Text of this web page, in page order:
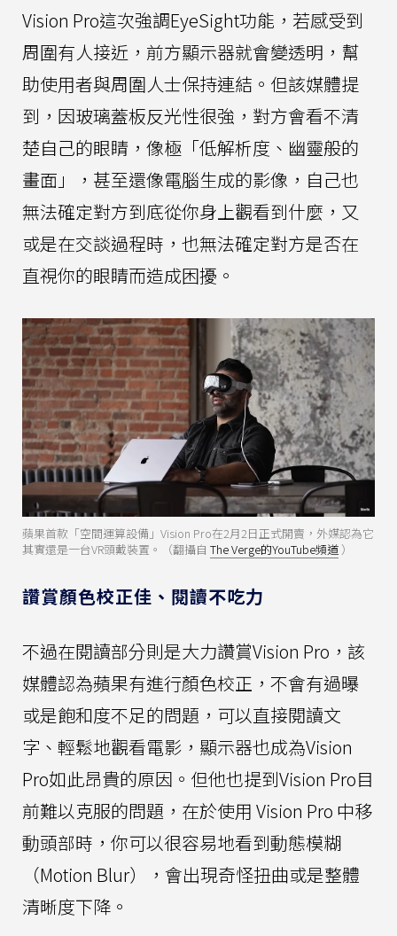
Vision Pro這次強調EyeSight功能，若感受到
周圍有人接近，前方顯示器就會變透明，幫
助使用者與周圍人士保持連結。但該媒體提
到，因玻璃蓋板反光性很強，對方會看不清
楚自己的眼睛，像極「低解析度、幽靈般的
畫面」，甚至還像電腦生成的影像，自己也
無法確定對方到底從你身上觀看到什麼，又
或是在交談過程時，也無法確定對方是否在
直視你的眼睛而造成困擾。
蘋果首款「空間運算設備」Vision Pro在2月2日正式開賣，外媒認為它
其實還是一台VR頭戴裝置。（翻攝自 The Verge的YouTube頻道 ）
讚賞顏色校正佳、閱讀不吃力
不過在閱讀部分則是大力讚賞Vision Pro，該
媒體認為蘋果有進行顏色校正，不會有過曝
或是飽和度不足的問題，可以直接閱讀文
字、輕鬆地觀看電影，顯示器也成為Vision
Pro如此昂貴的原因。但他也提到Vision Pro目
前難以克服的問題，在於使用 Vision Pro 中移
動頭部時，你可以很容易地看到動態模糊
（Motion Blur），會出現奇怪扭曲或是整體
清晰度下降。